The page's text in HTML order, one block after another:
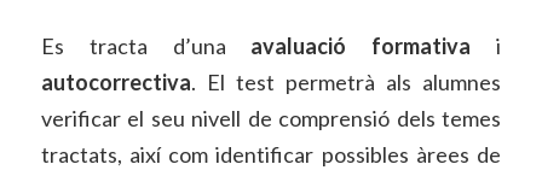
Es tracta d’una avaluació formativa i
autocorrectiva. El test permetrà als alumnes
verificar el seu nivell de comprensió dels temes
tractats, així com identificar possibles àrees de